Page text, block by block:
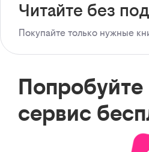
Читайте без
Покупайте только нужные
сервис